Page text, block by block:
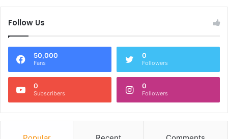
Follow Us
50,000
Fans
0
Followers
0
Subscribers
0
Followers